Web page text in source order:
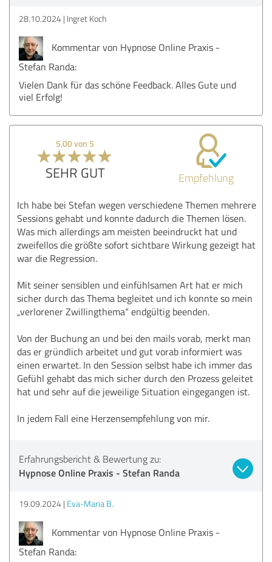
28.10.2024 Ingret Koch
Kommentar von Hypnose Online Praxis -
Stefan Randa:
Vielen Dank für das schöne Feedback. Alles Gute und
viel Erfolg!
5,00 von 5
SEHR GUT Empfehlung
Ich habe bei Stefan wegen verschiedene Themen mehrere
Sessions gehabt und konnte dadurch die Themen lösen.
Was mich allerdings am meisten beeindruckt hat und
zweifellos die größte sofort sichtbare Wirkung gezeigt hat
war die Regression.
Mit seiner sensiblen und einfühlsamen Art hat er mich
sicher durch das Thema begleitet und ich konnte so mein
„verlorener Zwillingthema“ endgültig beenden.
Von der Buchung an und bei den mails vorab, merkt man
das er gründlich arbeitet und gut vorab informiert was
einen erwartet. In den Session selbst habe ich immer das
Gefühl gehabt das mich sicher durch den Prozess geleitet
hat und sehr auf die jeweilige Situation eingegangen ist.
In jedem Fall eine Herzensempfehlung von mir.
Erfahrungsbericht & Bewertung zu:
Hypnose Online Praxis - Stefan Randa
19.09.2024 Eva-Maria B.
Kommentar von Hypnose Online Praxis -
Stefan Randa: